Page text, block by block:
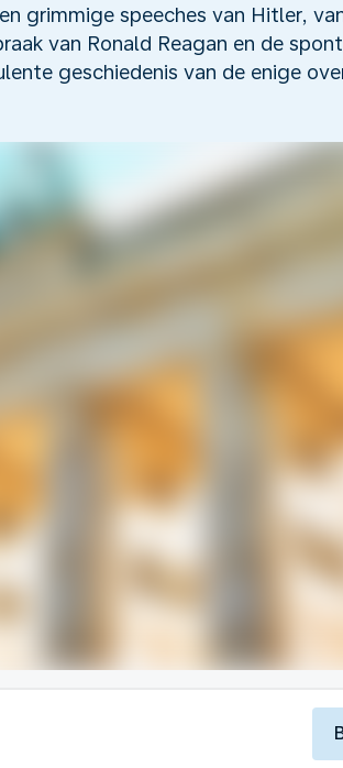
grimmige speeches van Hitler,
van Ronald Reagan en de
geschiedenis van de enige